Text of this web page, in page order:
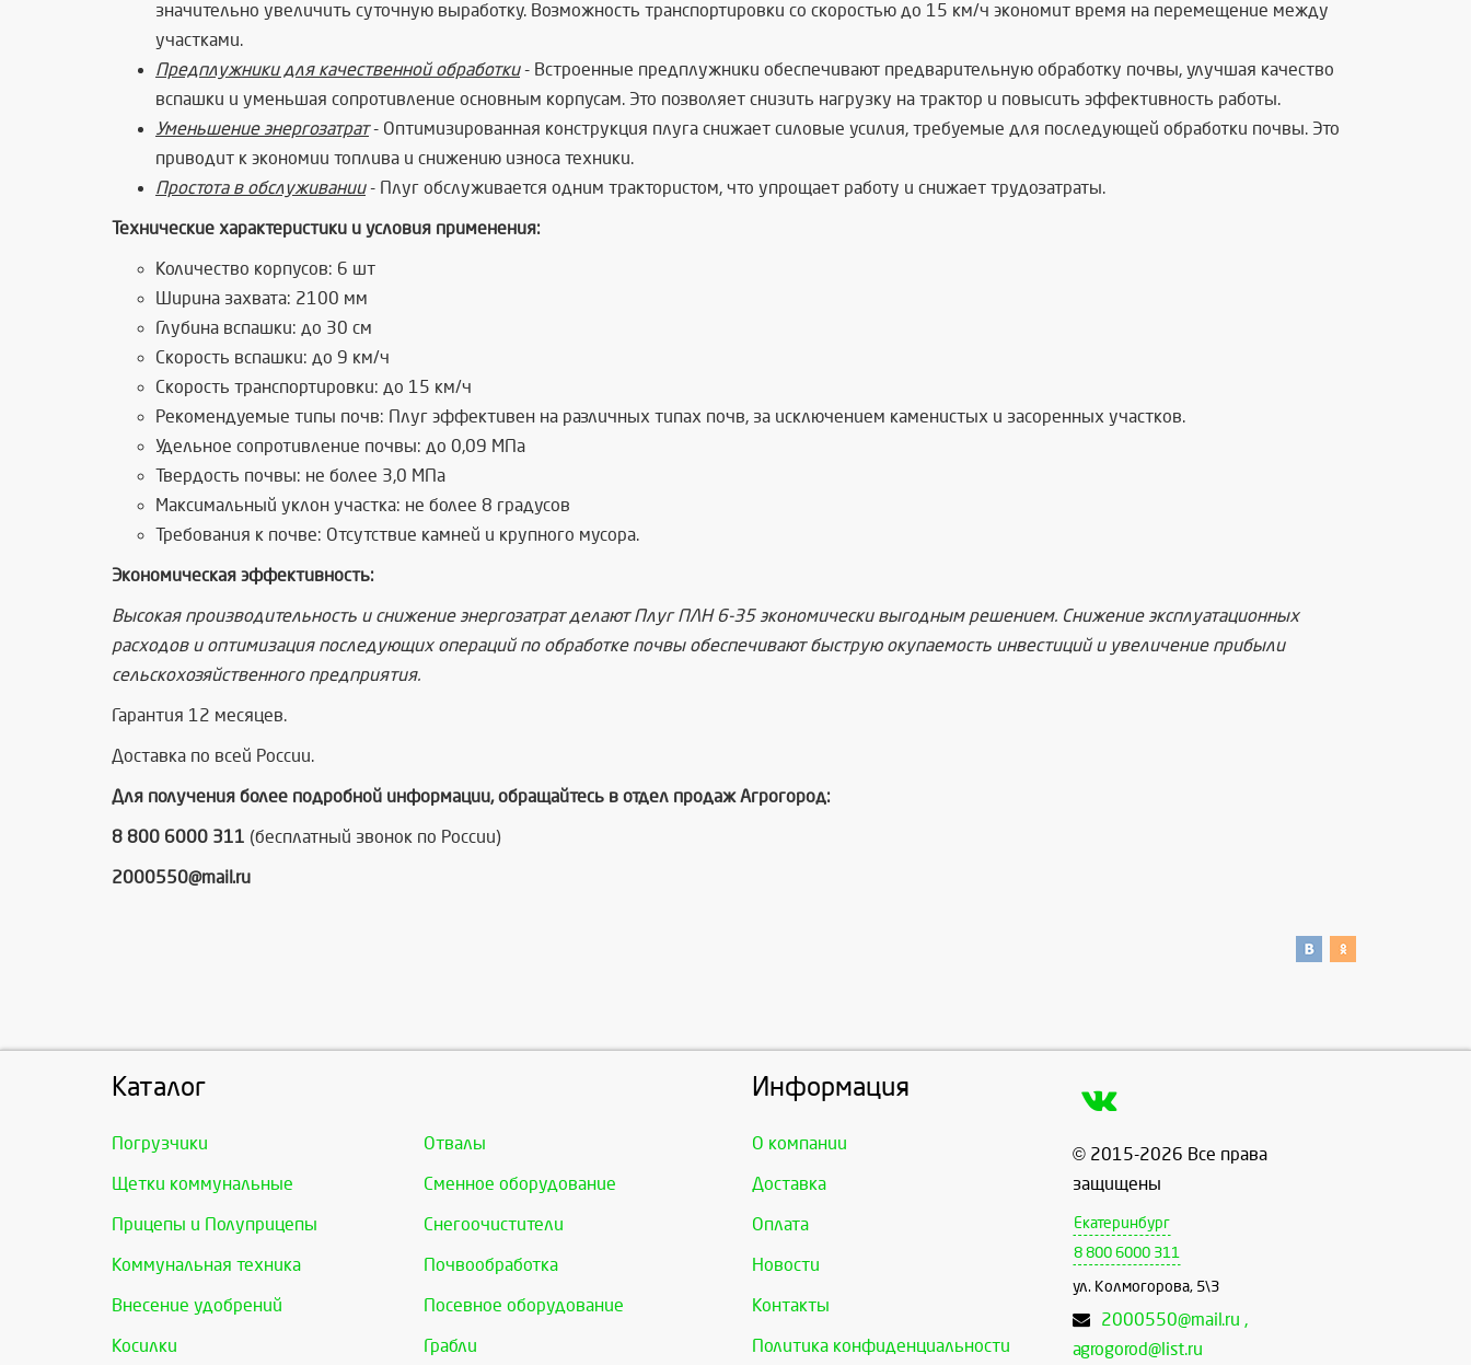
значительно увеличить суточную выработку. Возможность транспортировки со скоростью до 15 км/ч экономит время на перемещение между
участками.
Предплужники для качественной обработки- Встроенные предплужники обеспечивают предварительную обработку почвы, улучшая качество
вспашки и уменьшая сопротивление основным корпусам. Это позволяет снизить нагрузку на трактор и повысить эффективность работы.
Уменьшение энергозатрат- Оптимизированная конструкция плуга снижает силовые усилия, требуемые для последующей обработки почвы. Это
приводит к экономии топлива и снижению износа техники.
Простота в обслуживании- Плуг обслуживается одним трактористом, что упрощает работу и снижает трудозатраты.
Технические характеристики и условия применения:
Количество корпусов: 6 шт
Ширина захвата: 2100 мм
Глубина вспашки: до 30 см
Скорость вспашки: до 9 км/ч
Скорость транспортировки: до 15 км/ч
Рекомендуемые типы почв: Плуг эффективен на различных типах почв, за исключением каменистых и засоренных участков.
Удельное сопротивление почвы: до 0,09 МПа
Твердость почвы: не более 3,0 МПа
Максимальный уклон участка: не более 8 градусов
Требования к почве: Отсутствие камней и крупного мусора.
Экономическая эффективность:
Высокая производительность и снижение энергозатрат делают Плуг ПЛН 6-35 экономически выгодным решением. Снижение эксплуатационных
расходов и оптимизация последующих операций по обработке почвы обеспечивают быструю окупаемость инвестиций и увеличение прибыли
сельскохозяйственного предприятия.
Гарантия 12 месяцев.
Доставка по всей России.
Для получения более подробной информации, обращайтесь в отдел продаж Агрогород:
8 800 6000 311 (бесплатный звонок по России)
2000550@mail.ru
Каталог
Погрузчики Отвалы
Щетки коммунальные Сменное оборудование
Прицепы и Полуприцепы Снегоочистители
Коммунальная техника Почвообработка
Внесение удобрений Посевное оборудование
Косилки Грабли
Информация
О компании
Доставка
Оплата
Новости
Контакты
Политика конфиденциальности
© 2015-2026 Все права
защищены
Екатеринбург
8 800 6000 311
ул. Колмогорова, 5\3
2000550@mail.ru ,
agrogorod@list.ru